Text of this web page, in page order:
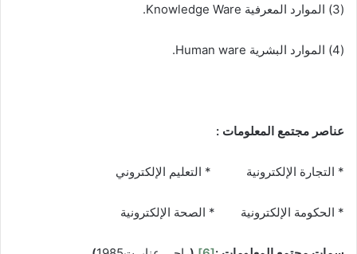
(3) الموارد المعرفية Knowledge Ware.
(4) الموارد البشرية Human ware.
عناصر مجتمع المعلومات :
* التجارة الإلكترونية * التعليم الإلكتروني
* الحكومة الإلكترونية * الصحة الإلكترونية